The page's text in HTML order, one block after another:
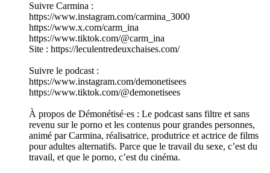
Suivre Carmina :
https://www.instagram.com/carmina_3000
https://www.x.com/carm_ina
https://www.tiktok.com/@carm_ina
Site : https://leculentredeuxchaises.com/
Suivre le podcast :
https://www.instagram.com/demonetisees
https://www.tiktok.com/@demonetisees
À propos de Démonétisé·es : Le podcast sans filtre et sans
revenu sur le porno et les contenus pour grandes personnes,
animé par Carmina, réalisatrice, produtrice et actrice de films
pour adultes alternatifs. Parce que le travail du sexe, c’est du
travail, et que le porno, c’est du cinéma.